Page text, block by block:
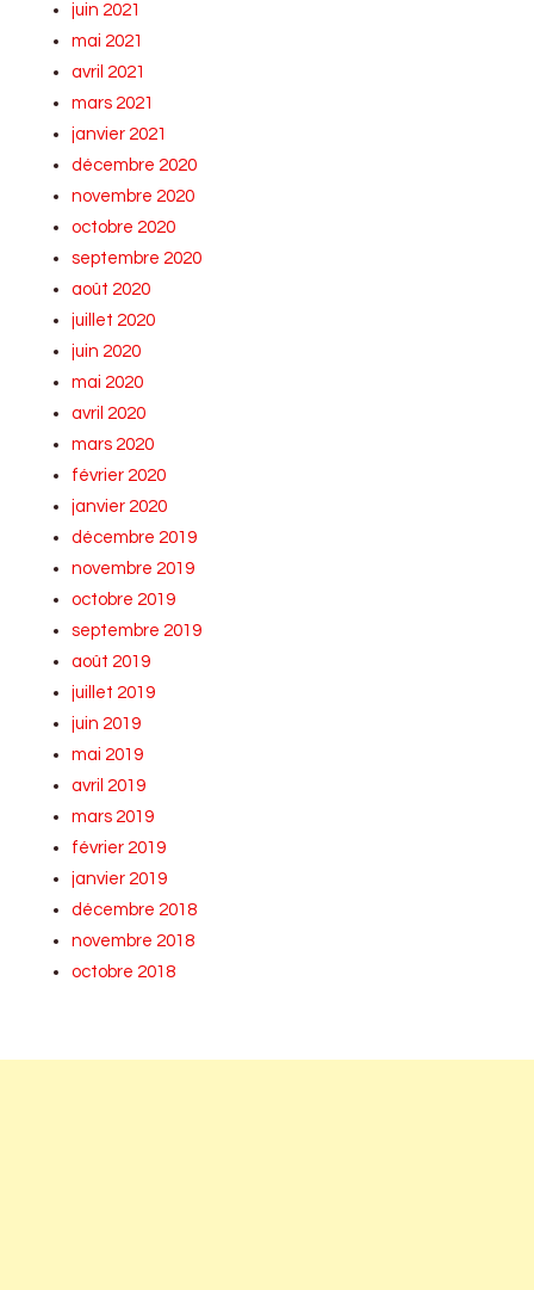
juin 2021
mai 2021
avril 2021
mars 2021
janvier 2021
décembre 2020
novembre 2020
octobre 2020
septembre 2020
août 2020
juillet 2020
juin 2020
mai 2020
avril 2020
mars 2020
février 2020
janvier 2020
décembre 2019
novembre 2019
octobre 2019
septembre 2019
août 2019
juillet 2019
juin 2019
mai 2019
avril 2019
mars 2019
février 2019
janvier 2019
décembre 2018
novembre 2018
octobre 2018